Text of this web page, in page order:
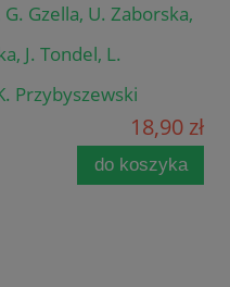
Gzella, U. Zaborska,
J. Tondel, L.
Przybyszewski
18,90 zł
do koszyka